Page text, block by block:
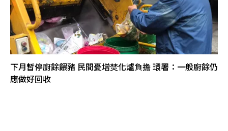
下月暫停廚餘餵豬 民間憂增焚化爐負擔 環署：一般廚餘仍
應做好回收